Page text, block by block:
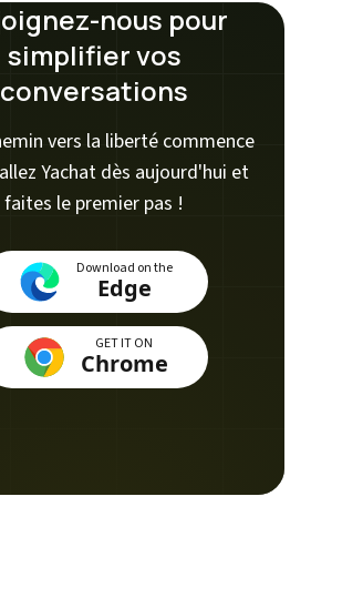
nous pour
simplifier vos
conversations
vers la liberté commence
Yachat dès aujourd'hui et
faites le premier pas !
Download on the
Edge
GET IT ON
Chrome